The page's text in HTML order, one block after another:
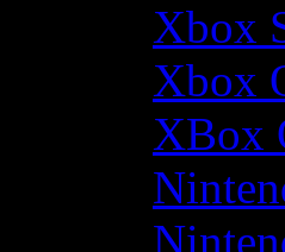
Xbox
Xbox
XBox